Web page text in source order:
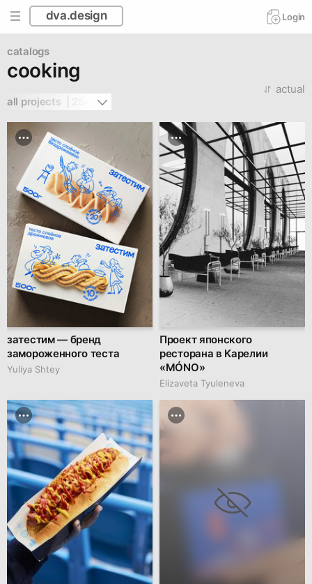
dva.design Login
catalogs
cooking
all projects  | 254
actual
затестим — бренд
замороженного теста
Yuliya Shtey
Проект японского
ресторана в Карелии
«MÓNO»
Elizaveta Tyuleneva